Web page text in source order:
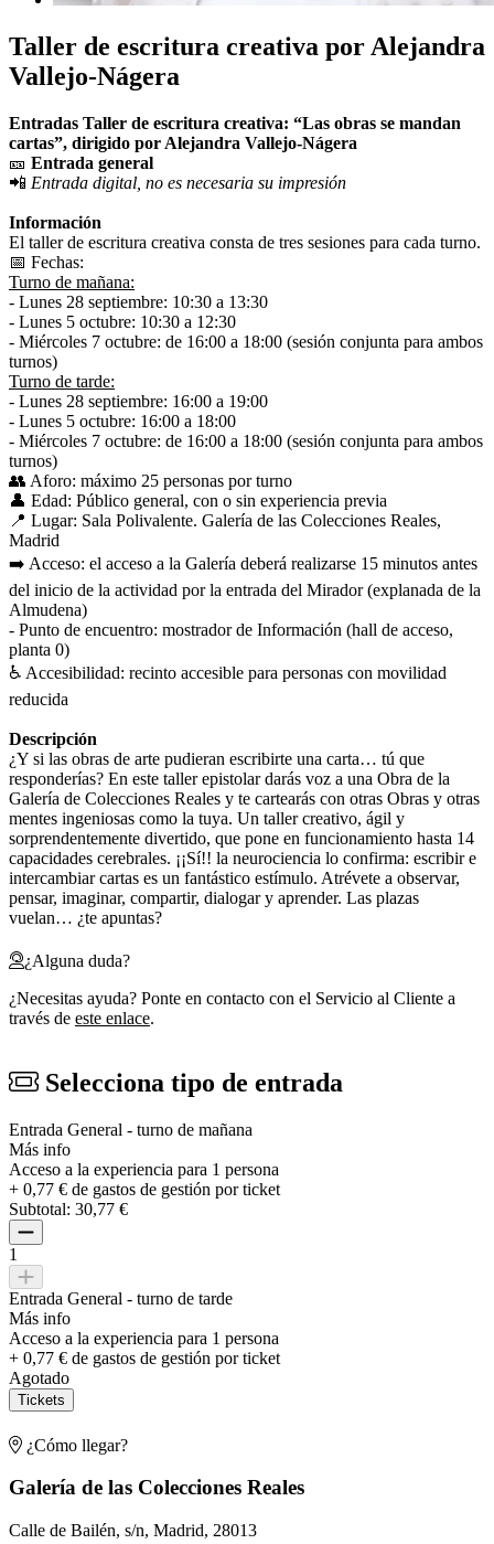
Taller de escritura creativa por Alejandra
Vallejo-Nágera
Entradas Taller de escritura creativa: “Las obras se mandan
cartas”, dirigido por Alejandra Vallejo-Nágera
🎫 Entrada general
📲 Entrada digital, no es necesaria su impresión
Información
El taller de escritura creativa consta de tres sesiones para cada turno.
📅 Fechas:
Turno de mañana:
- Lunes 28 septiembre: 10:30 a 13:30
- Lunes 5 octubre: 10:30 a 12:30
- Miércoles 7 octubre: de 16:00 a 18:00 (sesión conjunta para ambos
turnos)
Turno de tarde:
- Lunes 28 septiembre: 16:00 a 19:00
- Lunes 5 octubre: 16:00 a 18:00
- Miércoles 7 octubre: de 16:00 a 18:00 (sesión conjunta para ambos
turnos)
👥 Aforo: máximo 25 personas por turno
👤 Edad: Público general, con o sin experiencia previa
📍 Lugar: Sala Polivalente. Galería de las Colecciones Reales,
Madrid
➡️ Acceso: el acceso a la Galería deberá realizarse 15 minutos antes
del inicio de la actividad por la entrada del Mirador (explanada de la
Almudena)
- Punto de encuentro: mostrador de Información (hall de acceso,
planta 0)
♿️ Accesibilidad: recinto accesible para personas con movilidad
reducida
Descripción
¿Y si las obras de arte pudieran escribirte una carta… tú que
responderías? En este taller epistolar darás voz a una Obra de la
Galería de Colecciones Reales y te cartearás con otras Obras y otras
mentes ingeniosas como la tuya. Un taller creativo, ágil y
sorprendentemente divertido, que pone en funcionamiento hasta 14
capacidades cerebrales. ¡¡Sí!! la neurociencia lo confirma: escribir e
intercambiar cartas es un fantástico estímulo. Atrévete a observar,
pensar, imaginar, compartir, dialogar y aprender. Las plazas
vuelan… ¿te apuntas?
¿Alguna duda?
¿Necesitas ayuda? Ponte en contacto con el Servicio al Cliente a
través de este enlace.
¿Cómo llegar?
Galería de las Colecciones Reales
Calle de Bailén, s/n, Madrid, 28013
Selecciona tipo de entrada
Entrada General - turno de mañana
Más info
Acceso a la experiencia para 1 persona
+ 0,77 € de gastos de gestión por ticket
Subtotal: 30,77 €
1
Entrada General - turno de tarde
Más info
Acceso a la experiencia para 1 persona
+ 0,77 € de gastos de gestión por ticket
Agotado
Tickets